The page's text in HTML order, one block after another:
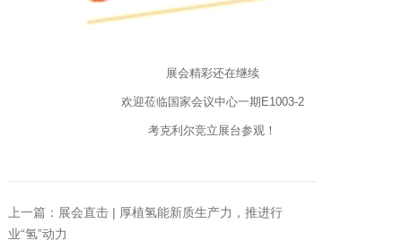
展会精彩还在继续
欢迎莅临国家会议中心一期E1003-2
考克利尔竞立展台参观！
上一篇：展会直击 | 厚植氢能新质生产力，推进行
业“氢”动力